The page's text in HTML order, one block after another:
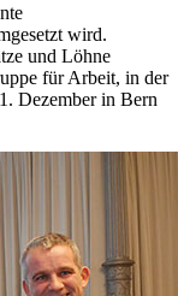
wird.
und Löhne
für Arbeit, in der
Dezember in Bern